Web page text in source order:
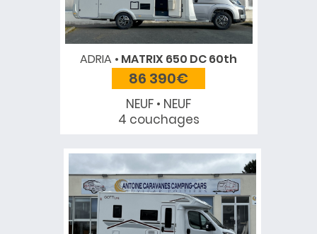
ADRIA MATRIX 650 DC 60th
86 390€
NEUF • NEUF
4 couchages